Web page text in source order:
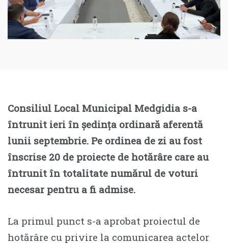
Consiliul Local Municipal Medgidia s-a
întrunit ieri în ședința ordinară aferentă
lunii septembrie. Pe ordinea de zi au fost
înscrise 20 de proiecte de hotărâre care au
întrunit în totalitate numărul de voturi
necesar pentru a fi admise.
La primul punct s-a aprobat proiectul de
hotărâre cu privire la comunicarea actelor